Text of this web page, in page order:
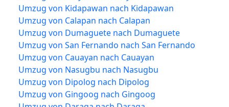
Umzug von Kidapawan nach Kidapawan
Umzug von Calapan nach Calapan
Umzug von Dumaguete nach Dumaguete
Umzug von San Fernando nach San Fernando
Umzug von Cauayan nach Cauayan
Umzug von Nasugbu nach Nasugbu
Umzug von Dipolog nach Dipolog
Umzug von Gingoog nach Gingoog